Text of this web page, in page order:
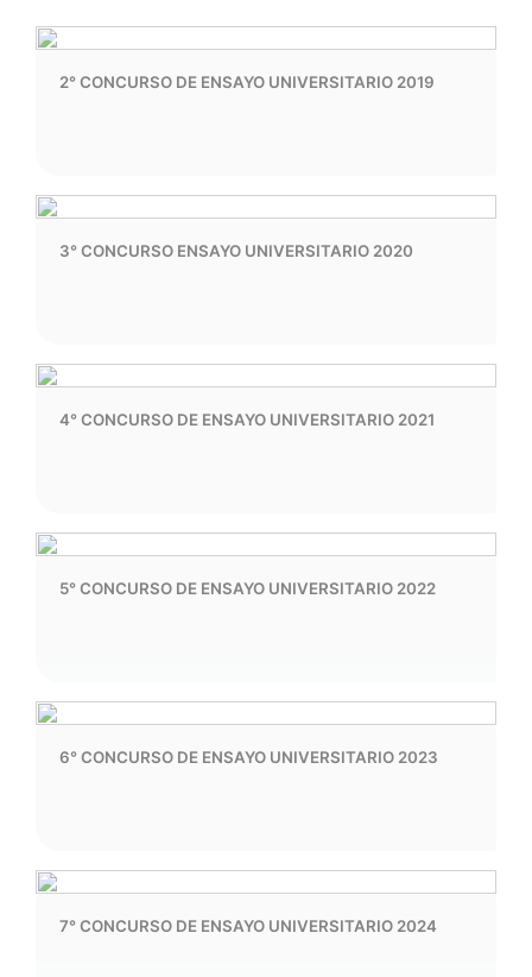
2° CONCURSO DE ENSAYO UNIVERSITARIO 2019
3° CONCURSO ENSAYO UNIVERSITARIO 2020
4° CONCURSO DE ENSAYO UNIVERSITARIO 2021
5° CONCURSO DE ENSAYO UNIVERSITARIO 2022
6° CONCURSO DE ENSAYO UNIVERSITARIO 2023
7° CONCURSO DE ENSAYO UNIVERSITARIO 2024